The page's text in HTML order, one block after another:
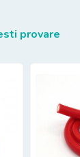
provare